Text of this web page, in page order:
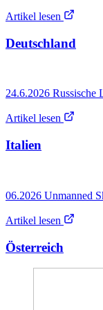
Artikel lesen
Deutschland
24.6.2026
Artikel lesen
Italien
06.2026 Unmanned
Artikel lesen
Österreich